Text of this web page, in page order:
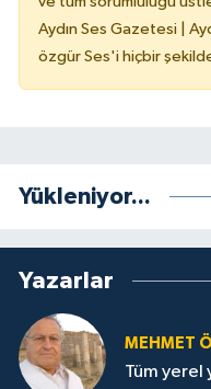
Aydın Ses Gazetesi |
özgür Ses'i hiçbir
Yükleniyor...
Yazarlar
MEHMET
Tüm yerel